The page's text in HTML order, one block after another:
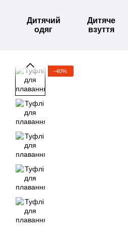
Дитячий
одяг
Дитяче
взуття
−40%